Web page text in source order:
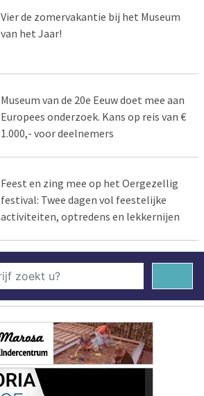
Vier de zomervakantie bij het Museum
van het Jaar!
Museum van de 20e Eeuw doet mee aan
Europees onderzoek. Kans op reis van €
1.000,- voor deelnemers
Feest en zing mee op het Oergezellig
festival: Twee dagen vol feestelijke
activiteiten, optredens en lekkernijen